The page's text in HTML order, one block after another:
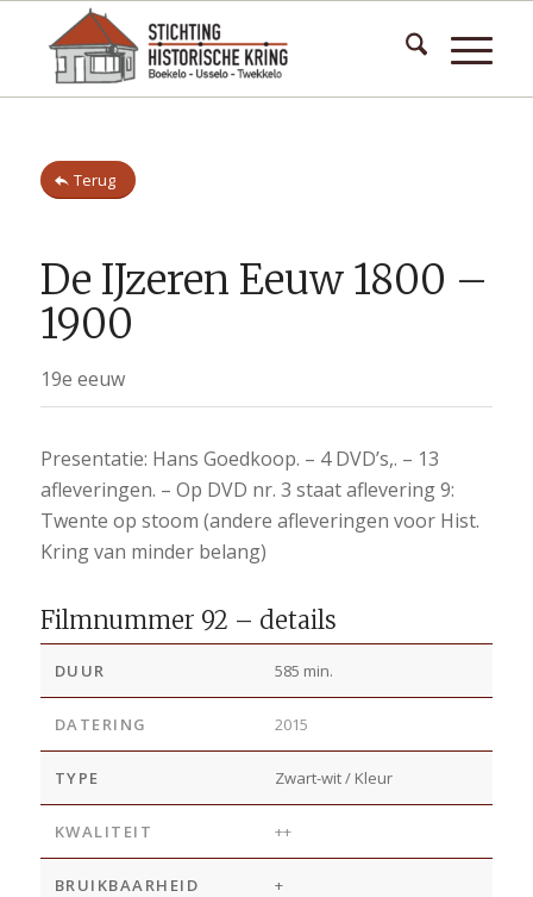
Terug
De IJzeren Eeuw 1800 –
1900
19e eeuw
Presentatie: Hans Goedkoop. – 4 DVD’s,. – 13
afleveringen. – Op DVD nr. 3 staat aflevering 9:
Twente op stoom (andere afleveringen voor Hist.
Kring van minder belang)
Filmnummer 92 – details
DUUR 585 min.
DATERING 2015
TYPE Zwart-wit / Kleur
KWALITEIT ++
BRUIKBAARHEID +